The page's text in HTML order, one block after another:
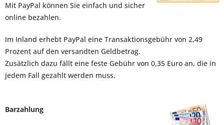
Mit PayPal können Sie einfach und sicher
online bezahlen.
Im Inland erhebt PayPal eine Transaktionsgebühr von 2,49
Prozent auf den versandten Geldbetrag.
Zusätzlich dazu fällt eine feste Gebühr von 0,35 Euro an, die in
jedem Fall gezahlt werden muss.
Barzahlung